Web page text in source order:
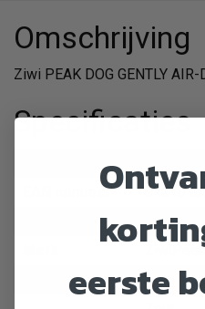
Omschrijving
Ziwi PEAK DOG GENTLY
Specificaties
Artikelnummer
320123
EAN nummer
Hond
ZiwiPeak
Breedte
240 mm
eerste